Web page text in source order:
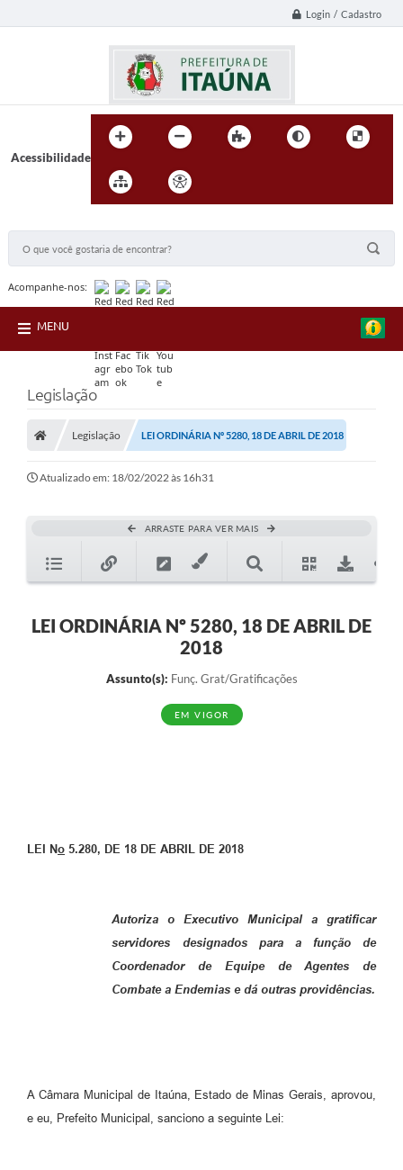
Login / Cadastro
Acessibilidade
Acompanhe-nos:
MENU
Legislação
Legislação LEI ORDINÁRIA Nº 5280, 18 DE ABRIL DE 2018
Atualizado em: 18/02/2022 às 16h31
ARRASTE PARA VER MAIS
LEI ORDINÁRIA Nº 5280, 18 DE ABRIL DE
2018
Assunto(s): Funç. Grat/Gratificações
EM VIGOR
LEI No 5.280, DE 18 DE ABRIL DE 2018
Autoriza o Executivo Municipal a gratificar
servidores designados para a função de
Coordenador de Equipe de Agentes de
Combate a Endemias e dá outras providências.
A Câmara Municipal de Itaúna, Estado de Minas Gerais, aprovou,
e eu, Prefeito Municipal, sanciono a seguinte Lei: